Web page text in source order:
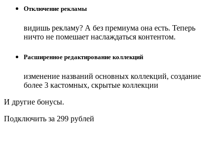
Отключение рекламы
видишь рекламу? А без премиума она есть. Теперь
ничто не помешает наслаждаться контентом.
Расширенное редактирование коллекций
изменение названий основных коллекций, создание
более 3 кастомных, скрытые коллекции
И другие бонусы.
Подключить за 299 рублей